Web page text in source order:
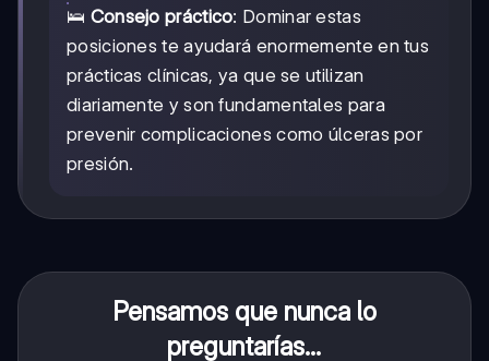
🛌 Consejo práctico: Dominar estas
posiciones te ayudará enormemente en tus
prácticas clínicas, ya que se utilizan
diariamente y son fundamentales para
prevenir complicaciones como úlceras por
presión.
Pensamos que nunca lo
preguntarías...